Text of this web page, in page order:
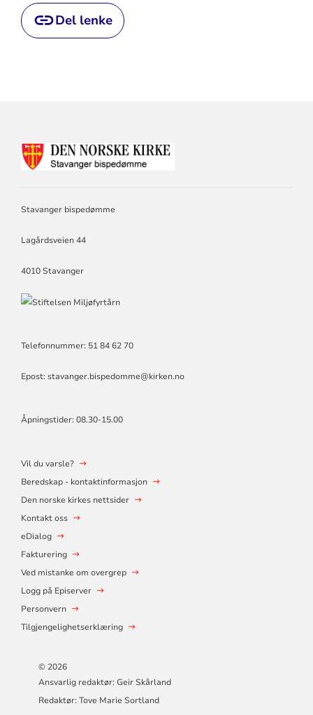
Del lenke
Stavanger bispedømme
Lagårdsveien 44
4010 Stavanger
Telefonnummer: 51 84 62 70
Epost: stavanger.bispedomme@kirken.no
Åpningstider: 08.30-15.00
Vil du varsle?
Beredskap - kontaktinformasjon
Den norske kirkes nettsider
Kontakt oss
eDialog
Fakturering
Ved mistanke om overgrep
Logg på Episerver
Personvern
Tilgjengelighetserklæring
© 2026
Ansvarlig redaktør: Geir Skårland
Redaktør: Tove Marie Sortland